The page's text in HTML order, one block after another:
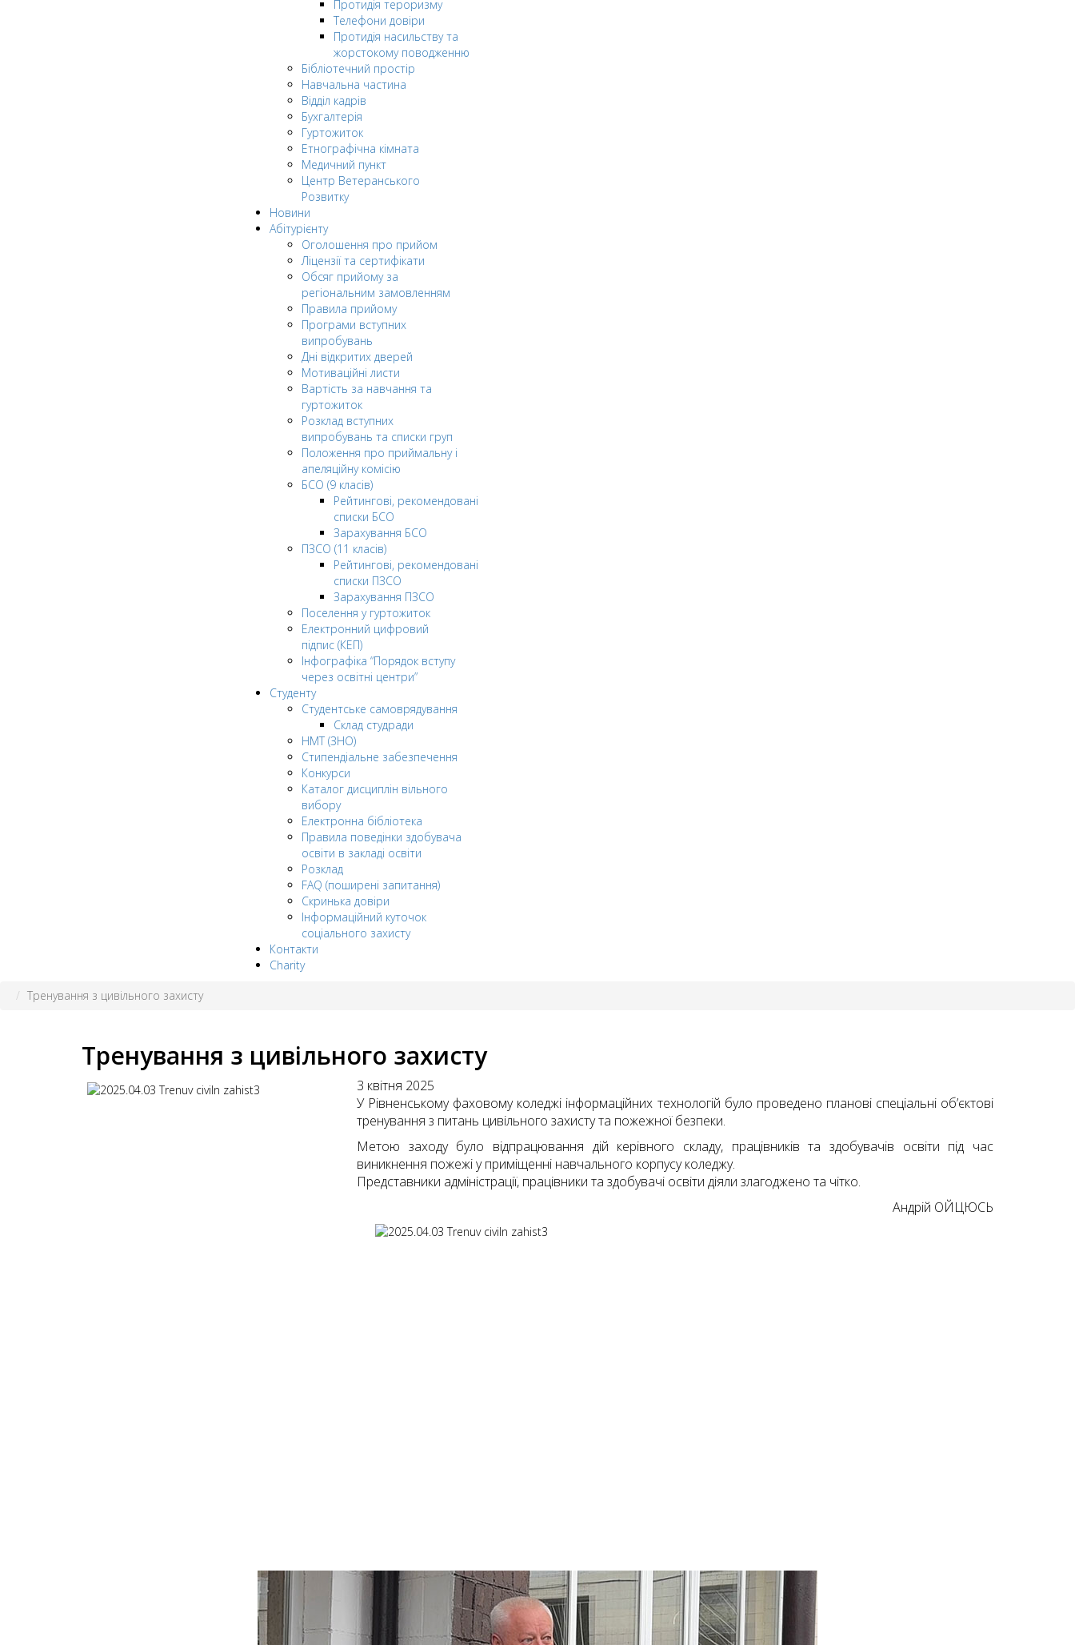
Протидія тероризму
Телефони довіри
Протидія насильству та
жорстокому поводженню
Бібліотечний простір
Навчальна частина
Відділ кадрів
Бухгалтерія
Гуртожиток
Етнографічна кімната
Медичний пункт
Центр Ветеранського
Розвитку
Новини
Абітурієнту
Оголошення про прийом
Ліцензії та сертифікати
Обсяг прийому за
регіональним замовленням
Правила прийому
Програми вступних
випробувань
Дні відкритих дверей
Мотиваційні листи
Вартість за навчання та
гуртожиток
Розклад вступних
випробувань та списки груп
Положення про приймальну і
апеляційну комісію
БСО (9 класів)
Рейтингові, рекомендовані
списки БСО
Зарахування БСО
ПЗСО (11 класів)
Рейтингові, рекомендовані
списки ПЗСО
Зарахування ПЗСО
Поселення у гуртожиток
Електронний цифровий
підпис (КЕП)
Інфографіка “Порядок вступу
через освітні центри”
Студенту
Студентське самоврядування
Склад студради
НМТ (ЗНО)
Стипендіальне забезпечення
Конкурси
Каталог дисциплін вільного
вибору
Електронна бібліотека
Правила поведінки здобувача
освіти в закладі освіти
Розклад
FAQ (поширені запитання)
Скринька довіри
Інформаційний куточок
соціального захисту
Контакти
Charity
Тренування з цивільного захисту
Тренування з цивільного захисту
3 квітня 2025
У Рівненському фаховому коледжі інформаційних технологій було проведено планові спеціальні об’єктові
тренування з питань цивільного захисту та пожежної безпеки.
Метою заходу було відпрацювання дій керівного складу, працівників та здобувачів освіти під час
виникнення пожежі у приміщенні навчального корпусу коледжу.
Представники адміністрації, працівники та здобувачі освіти діяли злагоджено та чітко.
Андрій ОЙЦЮСЬ